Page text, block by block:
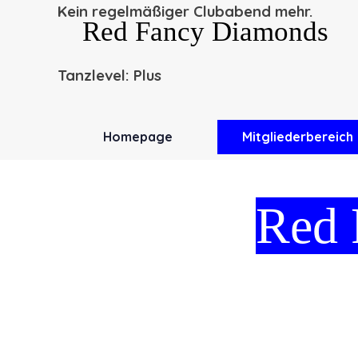
Direkt zum Seiteninhalt
Kein regelmäßiger Clubabend mehr.
Red Fancy Diamonds
Tanzlevel: Plus
Homepage Mitgliederbereich
Red